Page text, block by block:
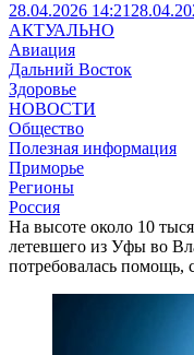
28.04.2026 14:21
АКТУАЛЬНО
Авиация
Дальний Восток
Здоровье
НОВОСТИ
Общество
Полезная информация
Приморье
Регионы
Россия
На высоте около 10
летевшего из Уфы во
потребовалась помощь,